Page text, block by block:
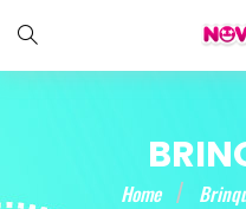
Home